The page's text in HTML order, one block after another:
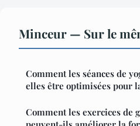
Minceur — Sur le
Comment les séances de
elles être optimisées pour
Comment les exercices de